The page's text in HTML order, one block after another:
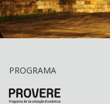
PROGRAMA